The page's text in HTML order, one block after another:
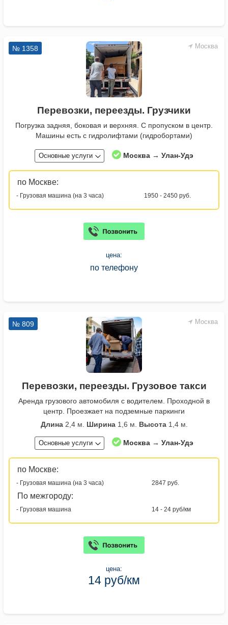
Москва
№ 1358
Перевозки, переезды. Грузчики
Погрузка задняя, боковая и верхняя. С пропуском в центр.
Машины есть с гидролифтами (гидробортами)
Основные услуги Москва → Улан-Удэ
по Москве:
- Грузовая машина (на 3 часа) 1950 - 2450 руб.
цена:
по телефону
Москва
№ 809
Перевозки, переезды. Грузовое такси
Аренда грузового автомобиля с водителем. Проходной в
центр. Проезжает на подземные паркинги
Длина2,4 м. Ширина1,6 м. Высота1,4 м.
Основные услуги Москва → Улан-Удэ
по Москве:
- Грузовая машина (на 3 часа) 2847 руб.
По межгороду:
- Грузовая машина 14 - 24 руб/км
цена:
14 руб/км